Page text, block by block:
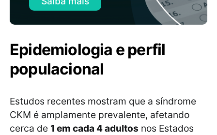
Epidemiologia e perfil
populacional
Estudos recentes mostram que a síndrome
CKM é amplamente prevalente, afetando
cerca de 1 em cada 4 adultos nos Estados